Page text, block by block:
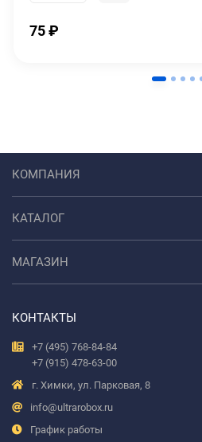
75₽
КОМПАНИЯ
КАТАЛОГ
МАГАЗИН
КОНТАКТЫ
+7 (495) 768-84-84
+7 (915) 478-63-00
г. Химки, ул. Парковая, 8
info@ultrarobox.ru
График работы